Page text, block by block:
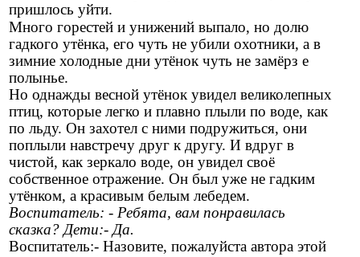
пришлось уйти.
Много горестей и унижений выпало, но долю
гадкого утёнка, его чуть не убили охотники, а в
зимние холодные дни утёнок чуть не замёрз е
полынье.
Но однажды весной утёнок увидел великолепных
птиц, которые легко и плавно плыли по воде, как
по льду. Он захотел с ними подружиться, они
поплыли навстречу друг к другу. И вдруг в
чистой, как зеркало воде, он увидел своё
собственное отражение. Он был уже не гадким
утёнком, а красивым белым лебедем.
Воспитатель: - Ребята, вам понравилась
сказка? Дети:- Да.
Воспитатель:- Назовите, пожалуйста автора этой